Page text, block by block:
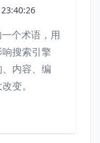
个术语，用
搜索引擎
内容、编
变。